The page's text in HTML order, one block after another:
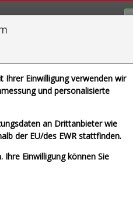
Alle Aktien entfernen
(Echtzeit Euro)
Einwilligung verwenden wir
und personalisierte
an Drittanbieter wie
der EU/des EWR stattfinden.
Einwilligung können Sie